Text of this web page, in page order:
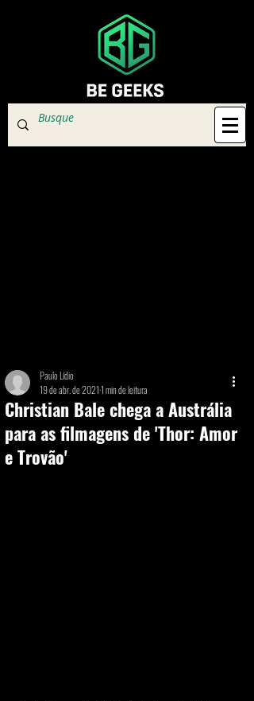
Christian Bale chega a Austrália
para as filmagens de 'Thor: Amor
e Trovão'
Paulo Lídio
19 de abr. de 20211 min de leitura